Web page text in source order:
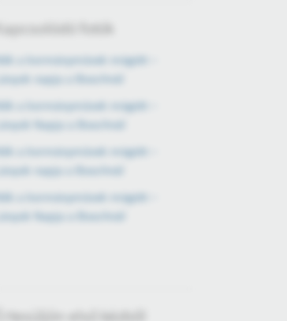
Kapcsolódó fotók
Nők a kormányművek mögött –
Lányok napja a Boschnál
Nők a kormányművek mögött –
Lányok Napja a Boschnál
Nők a kormányművek mögött –
Lányok napja a Boschnál
Nők a kormányművek mögött –
Lányok Napja a Boschnál
Értesüljön első kézből